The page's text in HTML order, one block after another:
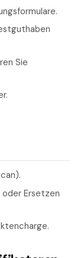
Sie
Ersetzen